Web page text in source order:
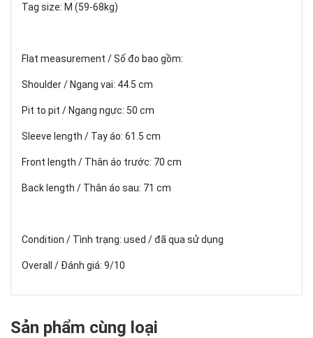
Tag size: M (59-68kg)
Flat measurement / Số đo bao gồm:
Shoulder / Ngang vai: 44.5 cm
Pit to pit / Ngang ngực: 50 cm
Sleeve length / Tay áo: 61.5 cm
Front length / Thân áo trước: 70 cm
Back length / Thân áo sau: 71 cm
Condition / Tình trạng: used / đã qua sử dụng
Overall / Đánh giá: 9/10
Sản phẩm cùng loại